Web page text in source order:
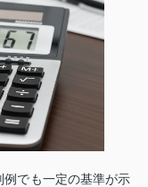
例でも一定の基準が示